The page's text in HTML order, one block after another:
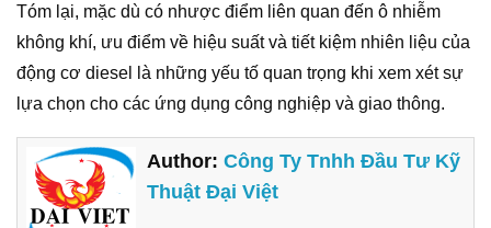
Tóm lại, mặc dù có nhược điểm liên quan đến ô nhiễm
không khí, ưu điểm về hiệu suất và tiết kiệm nhiên liệu của
động cơ diesel là những yếu tố quan trọng khi xem xét sự
lựa chọn cho các ứng dụng công nghiệp và giao thông.
Author:Công Ty Tnhh Đầu Tư Kỹ
Thuật Đại Việt